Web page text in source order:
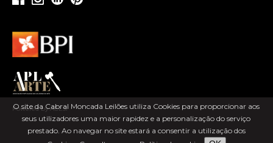
O site da Cabral Moncada Leilões utiliza Cookies para proporcionar aos
seus utilizadores uma maior rapidez e a personalização do serviço
prestado. Ao navegar no site estará a consentir a utilização dos
Powered by ACLSI